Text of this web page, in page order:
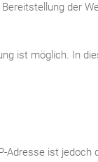
der
ist möglich. In
Adresse ist jedoch